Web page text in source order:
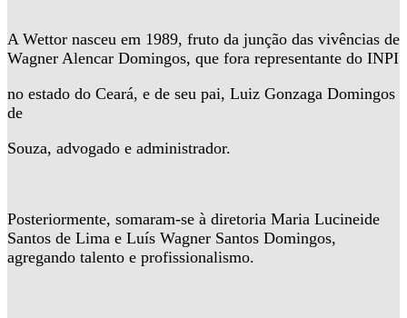
A Wettor nasceu em 1989, fruto da junção das vivências de
Wagner Alencar Domingos, que fora representante do INPI
no estado do Ceará, e de seu pai, Luiz Gonzaga Domingos
de
Souza, advogado e administrador.
Posteriormente, somaram-se à diretoria Maria Lucineide
Santos de Lima e Luís Wagner Santos Domingos,
agregando talento e profissionalismo.